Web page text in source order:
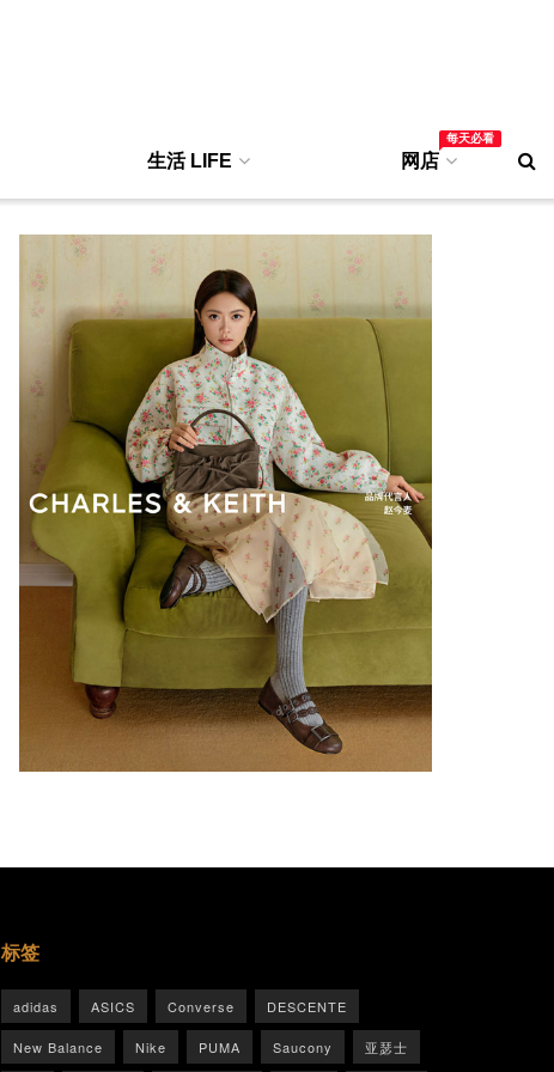
生活 LIFE 网店
每天必看
标签
adidas ASICS Converse DESCENTE
New Balance Nike PUMA Saucony 亚瑟士